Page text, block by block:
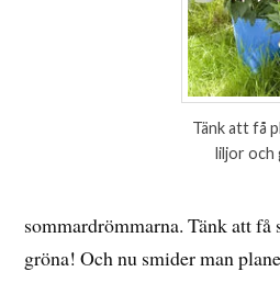
Tänk att få
liljor och
sommardrömmarna. Tänk att få
gröna! Och nu smider man